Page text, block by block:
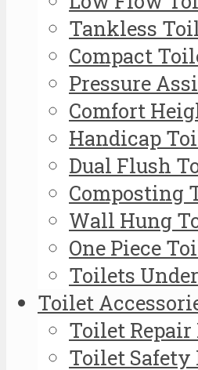
Tankless
Compact
Pressure
Comfort
Handicap
Dual Flush
Composting
Wall Hung
One Piece
Toilets
Toilet
Toilet
Toilet Safety